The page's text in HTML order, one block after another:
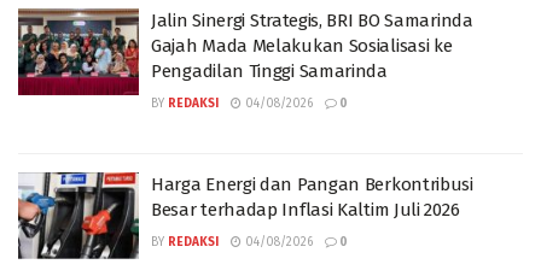
Jalin Sinergi Strategis, BRI BO Samarinda
Gajah Mada Melakukan Sosialisasi ke
Pengadilan Tinggi Samarinda
BY REDAKSI 04/08/2026 0
Harga Energi dan Pangan Berkontribusi
Besar terhadap Inflasi Kaltim Juli 2026
BY REDAKSI 04/08/2026 0